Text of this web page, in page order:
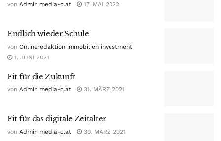
von Admin media-c.at 17. MAI 2022
Endlich wieder Schule
von Onlineredaktion immobilien investment
1. JUNI 2021
Fit für die Zukunft
von Admin media-c.at 31. MÄRZ 2021
Fit für das digitale Zeitalter
von Admin media-c.at 30. MÄRZ 2021